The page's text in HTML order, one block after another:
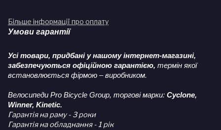
Більше інформації про оплату
Умови гарантії
Усі товари, придбані у нашому інтернет-магазині,
забезпечуються офіційною гарантією, термін якої
встановлюється фірмою – виробником.
Велосипеди Pro Bicycle Group, торгові марки: Cyclone,
Winner, Kinetic.
Гарантія на раму - 3 роки
Гарантія на обладнання - 1 рік